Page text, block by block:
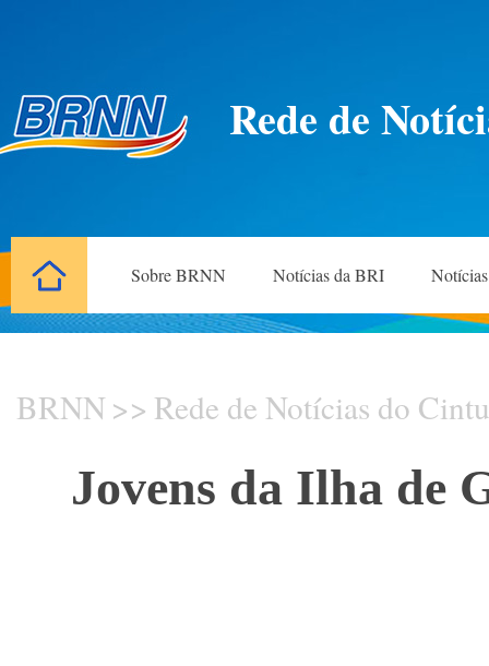
Rede de
Sobre BRNN Notícias da BRI
BRNN >> Rede de Notícias do
Jovens da Ilha de